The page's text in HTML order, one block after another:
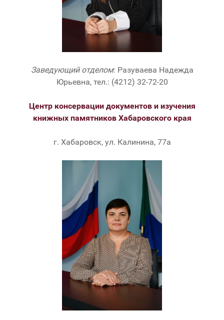
Заведующий отделом: Разуваева Надежда
Юрьевна, тел.: (4212) 32-72-20
Центр консервации документов и изучения
книжных памятников Хабаровского края
г. Хабаровск, ул. Калинина, 77а